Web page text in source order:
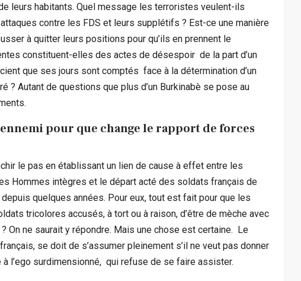
leurs habitants. Quel message les terroristes veulent-ils
contre les FDS et leurs supplétifs ? Est-ce une manière
à quitter leurs positions pour qu’ils en prennent le
constituent-elles des actes de désespoir de la part d’un
que ses jours sont comptés face à la détermination d’un
? Autant de questions que plus d’un Burkinabè se pose au
pour que change le rapport de forces
le pas en établissant un lien de cause à effet entre les
Hommes intègres et le départ acté des soldats français de
quelques années. Pour eux, tout est fait pour que les
tricolores accusés, à tort ou à raison, d’être de mèche avec
On ne saurait y répondre. Mais une chose est certaine. Le
se doit de s’assumer pleinement s’il ne veut pas donner
à l’ego surdimensionné, qui refuse de se faire assister.